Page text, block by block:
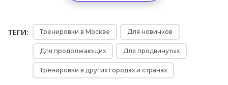
ТЕГИ: Тренировки в Москве Для новичков
Для продолжающих Для продвинутых
Тренировки в других городах и странах